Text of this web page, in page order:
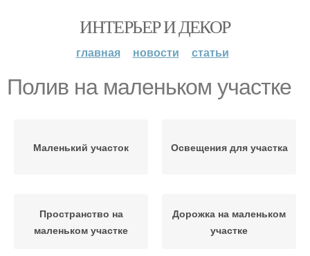
ИНТЕРЬЕР И ДЕКОР
главная новости статьи
Полив на маленьком участке
Маленький участок Освещения для участка
Пространство на
маленьком участке
Дорожка на маленьком
участке